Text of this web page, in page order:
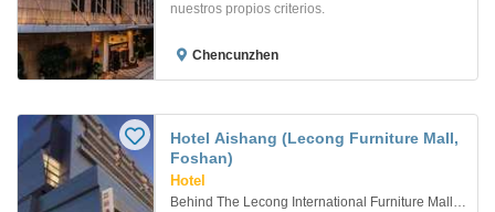
nuestros propios criterios.
Chencunzhen
Hotel Aishang (Lecong Furniture Mall,
Foshan)
Hotel
Behind The Lecong International Furniture Mall, 325 National Road. Shunde